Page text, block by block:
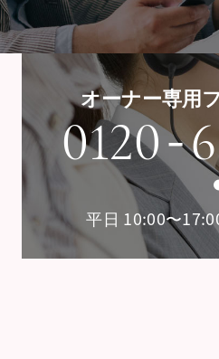
オーナー専用
0120-
平日 10:00〜